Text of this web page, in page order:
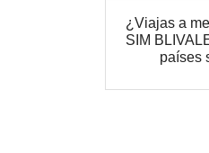
¿Viajas a
SIM
países